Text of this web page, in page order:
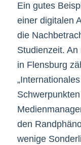
Ein gutes
einer digitalen
die
Studienzeit.
in Flensburg
den
wenige